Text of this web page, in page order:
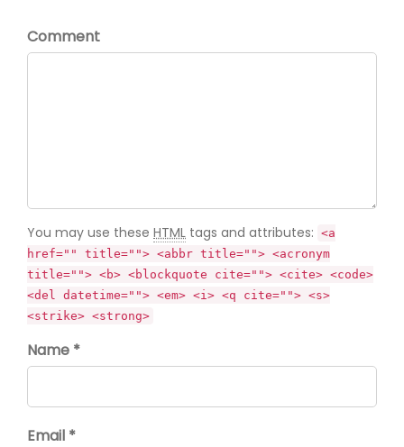
Comment
You may use these HTML tags and attributes: <a
href="" title=""> <abbr title=""> <acronym
title=""> <b> <blockquote cite=""> <cite> <code>
<del datetime=""> <em> <i> <q cite=""> <s>
<strike> <strong>
Name *
Email *